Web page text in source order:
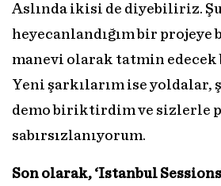
Aslında ikisi de diyebiliriz.
heyecanlandığım bir projeye
manevi olarak tatmin edecek
Yeni şarkılarım ise yoldalar,
demo biriktirdim ve sizlerle
sabırsızlanıyorum.
Son olarak, ‘Istanbul